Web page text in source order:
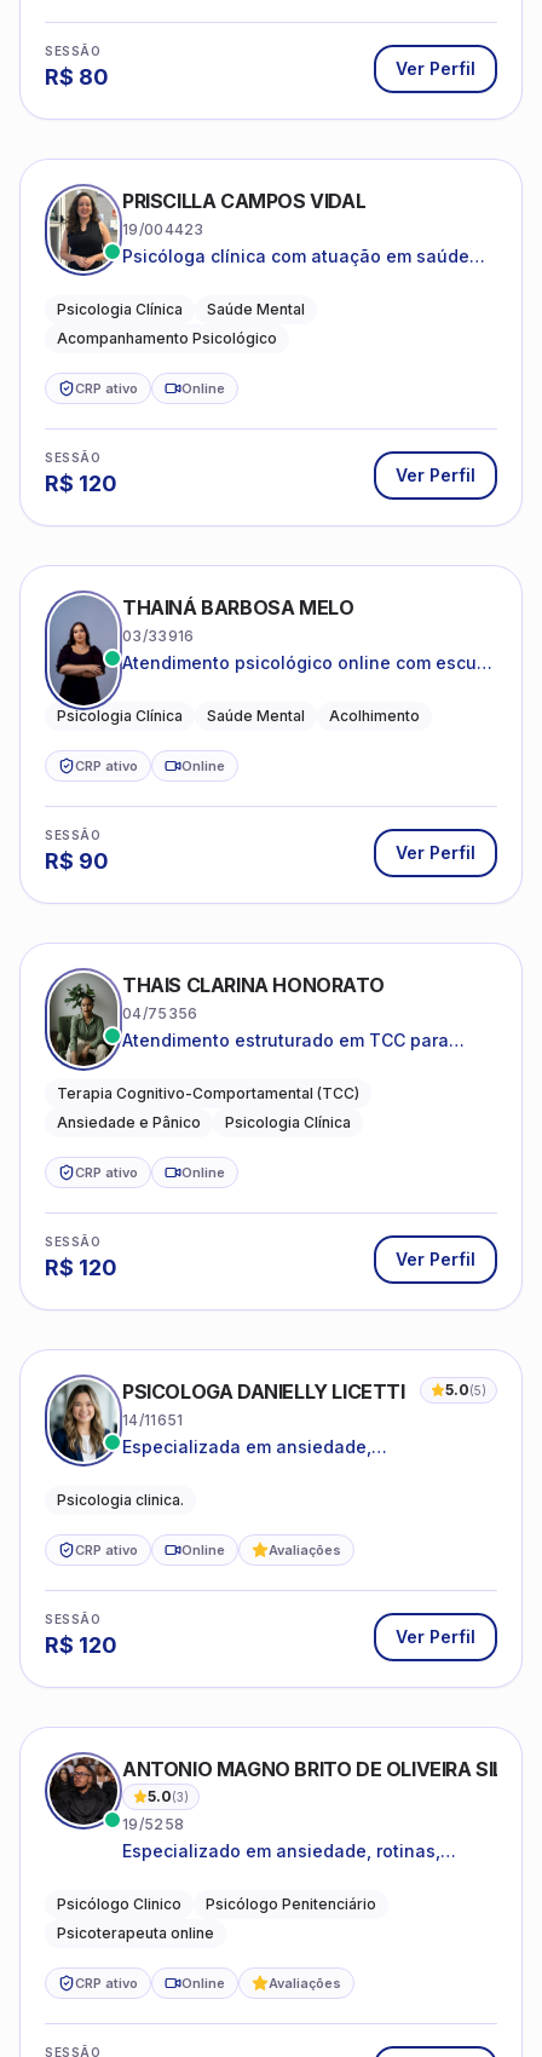
SESSÃO
R$ 80 Ver Perfil
PRISCILLA CAMPOS VIDAL
19/004423
Psicóloga clínica com atuação em saúde
Psicologia Clínica
Saúde Mental
Acompanhamento Psicológico
CRP ativo Online
SESSÃO
R$ 120 Ver Perfil
THAINÁ BARBOSA MELO
03/33916
Atendimento psicológico online com escuta
emocional
Psicologia Clínica Saúde Mental Acolhimento
CRP ativo Online
SESSÃO
R$ 90 Ver Perfil
THAIS CLARINA HONORATO
04/75356
Atendimento estruturado em TCC para
excessiva
Terapia Cognitivo-Comportamental (TCC)
Ansiedade e Pânico
Psicologia Clínica
CRP ativo Online
SESSÃO
R$ 120 Ver Perfil
PSICOLOGA DANIELLY LICETTI 5.0(5)
14/11651
Especializada em ansiedade,
Psicologia clinica.
CRP ativo Online Avaliações
SESSÃO
R$ 120 Ver Perfil
ANTONIO MAGNO BRITO DE OLIVEIRA SILVA
5.0(3)
19/5258
Especializado em ansiedade, rotinas,
familiares e questões comportamentais.
Psicólogo Clinico
Psicólogo Penitenciário
Psicoterapeuta online
CRP ativo Online Avaliações
SESSÃO